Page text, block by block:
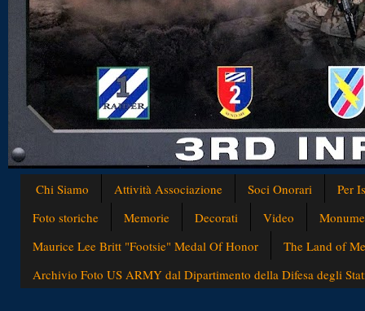
Chi Siamo Attività Associazione Soci Onorari
Per
Foto storiche
Memorie Decorati Video
Maurice Lee Britt "Footsie" Medal Of Honor
The Land of
Archivio Foto US ARMY dal Dipartimento della Difesa degli